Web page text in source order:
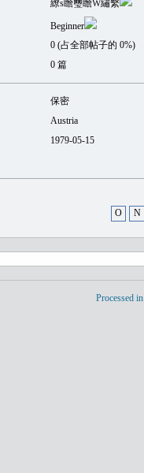
繚s瞻璽瞻W繡繫
Beginner
0 (占全部帖子的 0%)
0 篇
保密
Austria
1979-05-15
O N
Processed